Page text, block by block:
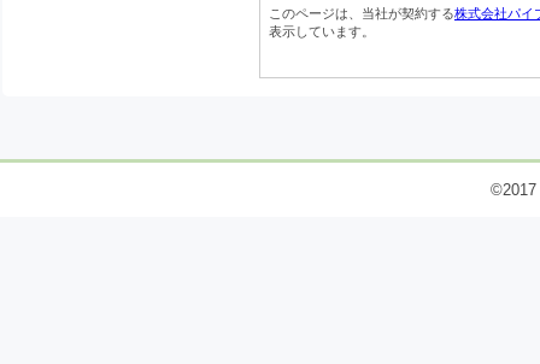
このページは、当社が契約する株式会社パイ
表示しています。
©2017